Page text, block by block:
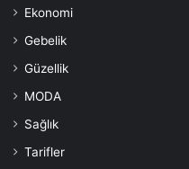
Ekonomi
Gebelik
Güzellik
MODA
Sağlık
Tarifler